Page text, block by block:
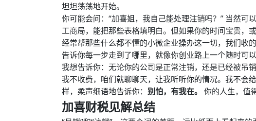
坦坦荡荡地开始。
你可能会问：“加喜姐，我自己能处理注销吗？” 当然可
工商局，能把那些表格填明白。但如果你的时间宝贵，
经常帮那些什么都不懂的小微企业操办这一切，我们收
告诉你每一步走到了哪里，就像你创业路上一个随时可以
我想告诉你：无论你的公司是正常注销，还是已经被吊
我不收费，咱们就聊聊天，让我听听你的情况。我不会
样，柔声细语地告诉你： 别怕，有我在。 你的人生，值
加喜财税见解总结